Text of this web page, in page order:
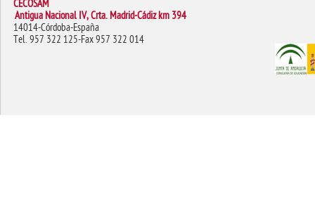
CECOSAM
Antigua Nacional IV, Crta. Madrid-Cádiz km 394
14014-Córdoba-España
Tel. 957 322 125-Fax 957 322 014